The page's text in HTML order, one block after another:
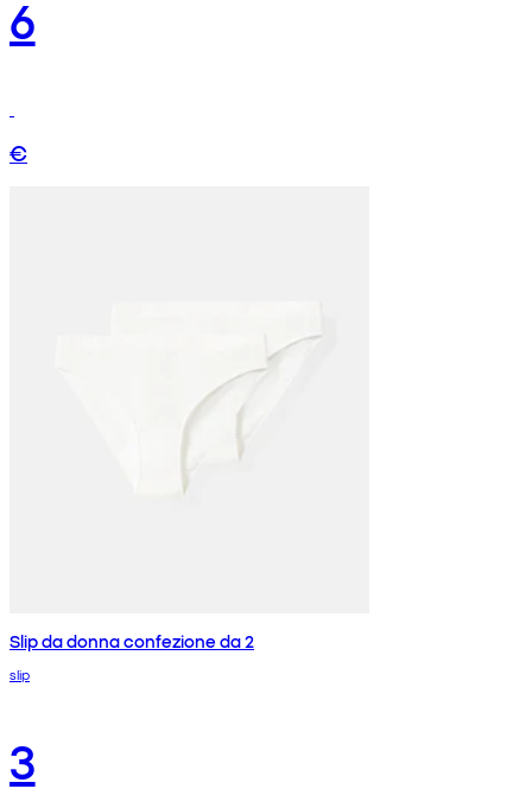
6
€
Slip da donna confezione da 2
slip
3